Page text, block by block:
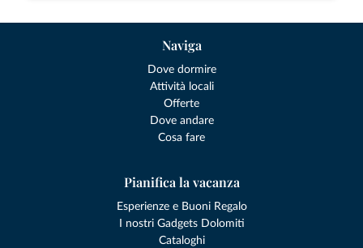
Naviga
Dove dormire
Attività locali
Offerte
Dove andare
Cosa fare
Pianifica la vacanza
Esperienze e Buoni Regalo
I nostri Gadgets Dolomiti
Cataloghi